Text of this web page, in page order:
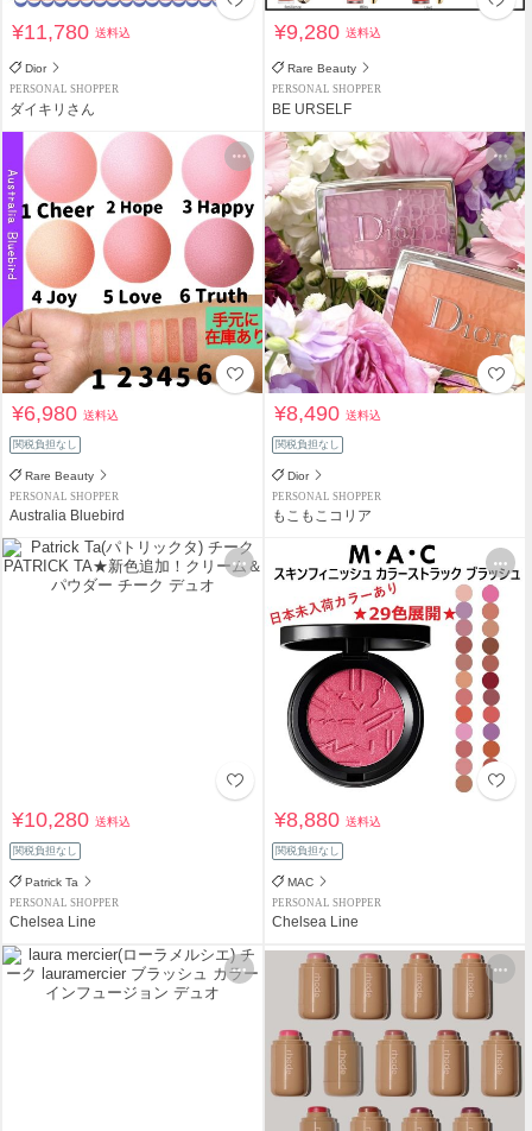
¥11,780送料込
Dior
PERSONAL SHOPPER
ダイキリさん
¥9,280送料込
Rare Beauty
PERSONAL SHOPPER
BE URSELF
¥6,980送料込
関税負担なし
Rare Beauty
PERSONAL SHOPPER
Australia Bluebird
¥8,490送料込
関税負担なし
Dior
PERSONAL SHOPPER
もこもこコリア
¥10,280送料込
関税負担なし
Patrick Ta
PERSONAL SHOPPER
Chelsea Line
¥8,880送料込
関税負担なし
MAC
PERSONAL SHOPPER
Chelsea Line